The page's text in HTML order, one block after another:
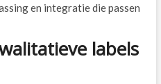
en integratie die passen
labels